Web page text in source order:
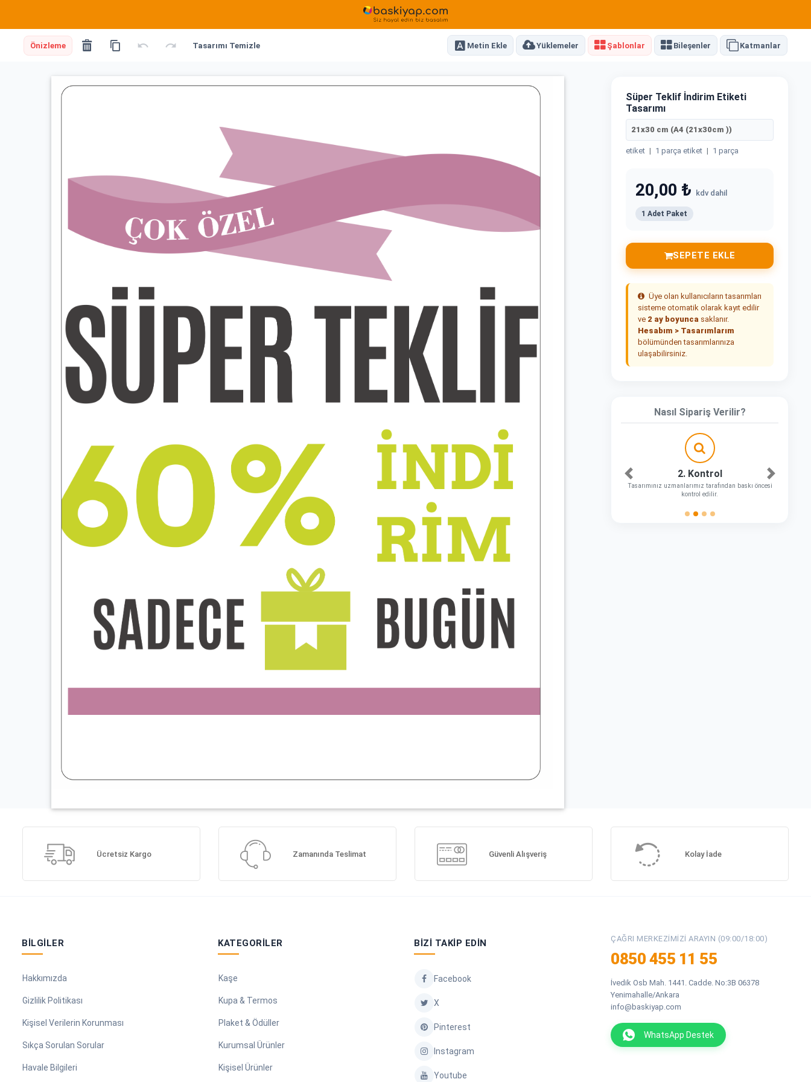
Önizleme Tasarımı Temizle Metin Ekle Yüklemeler Şablonlar Bileşenler Katmanlar
Süper Teklif İndirim Etiketi
Tasarımı
21x30 cm (A4 (21x30cm ))
etiket | 1 parça etiket | 1 parça
20,00 ₺ kdv dahil
1 Adet Paket
SEPETE EKLE
Üye olan kullanıcıların tasarımları
sisteme otomatik olarak kayıt edilir
ve 2 ay boyunca saklanır.
Hesabım > Tasarımlarım
bölümünden tasarımlarınıza
ulaşabilirsiniz.
Nasıl Sipariş Verilir?
2. Kontrol
Tasarımınız uzmanlarımız tarafından baskı öncesi
kontrol edilir.
Önceki Sonraki
Ücretsiz Kargo Zamanında Teslimat Güvenli Alışveriş Kolay İade
BILGILER
Hakkımızda
Gizlilik Politikası
Kişisel Verilerin Korunması
Sıkça Sorulan Sorular
Havale Bilgileri
KATEGORILER
Kaşe
Kupa & Termos
Plaket & Ödüller
Kurumsal Ürünler
Kişisel Ürünler
BIZI TAKIP EDIN
Facebook
X
Pinterest
Instagram
Youtube
ÇAĞRI MERKEZIMIZI ARAYIN (09:00/18:00)
0850 455 11 55
İvedik Osb Mah. 1441. Cadde. No:3B 06378
Yenimahalle/Ankara
info@baskiyap.com
WhatsApp Destek